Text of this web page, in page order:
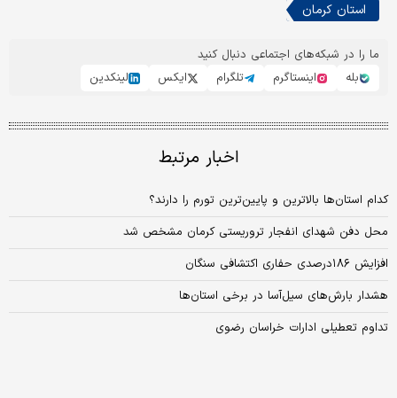
استان کرمان
ما را در شبکه‌های اجتماعی دنبال کنید
بله
اینستاگرم تلگرام ایکس لینکدین
اخبار مرتبط
کدام استان‌ها بالاترین و پایین‌ترین تورم را دارند؟
محل دفن شهدای انفجار تروریستی کرمان مشخص شد
افزایش ۱۸۶درصدی حفاری اکتشافی سنگان
هشدار بارش‌های سیل‌آسا در برخی استان‌ها
تداوم تعطیلی ادارات خراسان رضوی